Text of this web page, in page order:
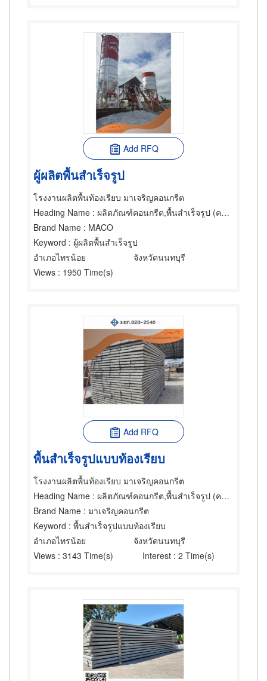
Add RFQ
ผู้ผลิตพื้นสำเร็จรูป
โรงงานผลิตพื้นท้องเรียบ มาเจริญคอนกรีต
Heading Name : ผลิตภัณฑ์คอนกรีต,พื้นสำเร็จรูป (คอนกรีตเสริมเหล็กและอัดแรง)
Brand Name : MACO
Keyword : ผู้ผลิตพื้นสำเร็จรูป
อำเภอไทรน้อย
จังหวัดนนทบุรี
Views : 1950 Time(s)
Add RFQ
พื้นสำเร็จรูปแบบท้องเรียบ
โรงงานผลิตพื้นท้องเรียบ มาเจริญคอนกรีต
Heading Name : ผลิตภัณฑ์คอนกรีต,พื้นสำเร็จรูป (คอนกรีตเสริมเหล็กและอัดแรง)
Brand Name : มาเจริญคอนกรีต
Keyword : พื้นสำเร็จรูปแบบท้องเรียบ
อำเภอไทรน้อย
จังหวัดนนทบุรี
Views : 3143 Time(s) Interest : 2 Time(s)